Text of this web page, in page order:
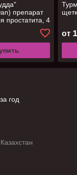
препарат
простатита, 4
от
год